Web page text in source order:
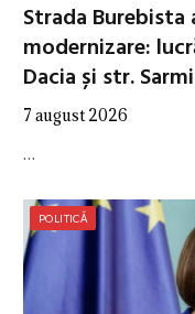
Strada
modernizare:
Dacia și str.
7 august 2026
…
POLITICĂ